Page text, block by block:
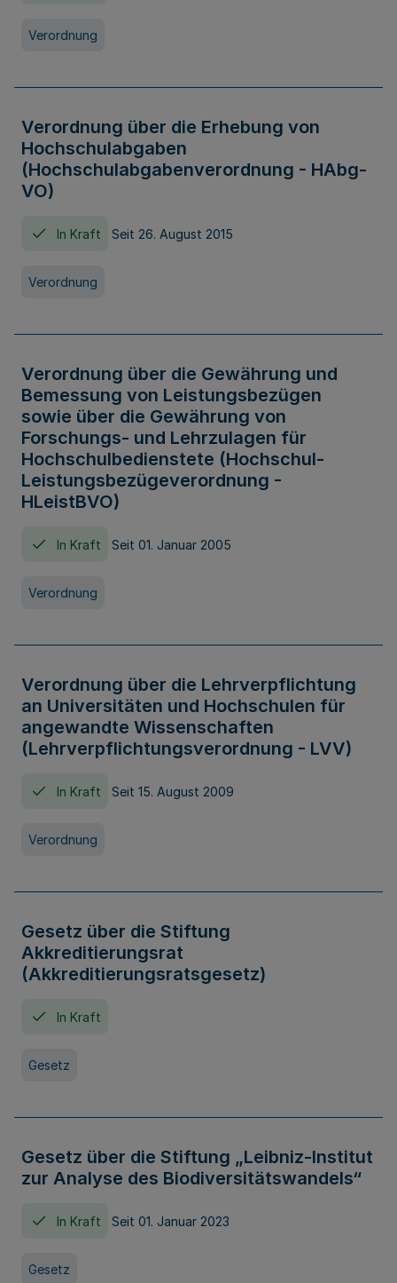
Verordnung
Verordnung über die Erhebung von
Hochschulabgaben
(Hochschulabgabenverordnung - HAbg-
VO)
In Kraft Seit 26. August 2015
Verordnung
Verordnung über die Gewährung und
Bemessung von Leistungsbezügen
sowie über die Gewährung von
Forschungs- und Lehrzulagen für
Hochschulbedienstete (Hochschul-
Leistungsbezügeverordnung -
HLeistBVO)
In Kraft Seit 01. Januar 2005
Verordnung
Verordnung über die Lehrverpflichtung
an Universitäten und Hochschulen für
angewandte Wissenschaften
(Lehrverpflichtungsverordnung - LVV)
In Kraft Seit 15. August 2009
Verordnung
Gesetz über die Stiftung
Akkreditierungsrat
(Akkreditierungsratsgesetz)
In Kraft
Gesetz
Gesetz über die Stiftung „Leibniz-Institut
zur Analyse des Biodiversitätswandels“
In Kraft Seit 01. Januar 2023
Gesetz